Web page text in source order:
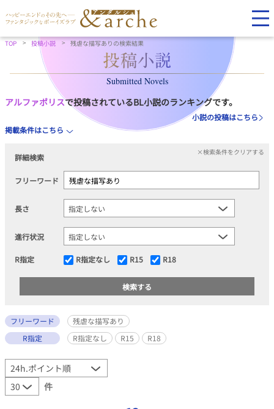
TOP 投稿小説 残虐な描写ありの検索結果
Submitted Novels
アルファポリスで投稿されているBL小説のランキングです。
小説の投稿はこちら
掲載条件はこちら
詳細検索
×検索条件をクリアする
フリーワード
長さ
進行状況
R指定 R指定なし R15 R18
フリーワード
残虐な描写あり
R指定
R指定なし R15 R18
件